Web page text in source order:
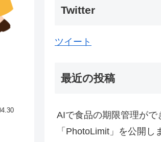
Twitter
ツイート
最近の投稿
AIで食品の期限管理がで
「PhotoLimit」を公開し